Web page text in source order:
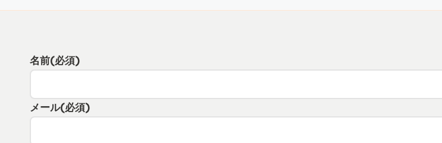
名前(必須)
メール(必須)